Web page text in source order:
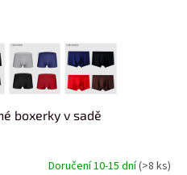
boxerky v sadě
Doručení 10-15 dní(>8 ks)